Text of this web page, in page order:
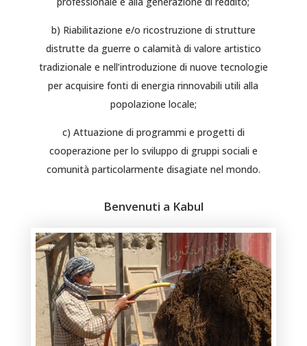
b) Riabilitazione e/o ricostruzione di strutture
distrutte da guerre o calamità di valore artistico
tradizionale e nell’introduzione di nuove tecnologie
per acquisire fonti di energia rinnovabili utili alla
popolazione locale;
c) Attuazione di programmi e progetti di
cooperazione per lo sviluppo di gruppi sociali e
comunità particolarmente disagiate nel mondo.
Benvenuti a Kabul